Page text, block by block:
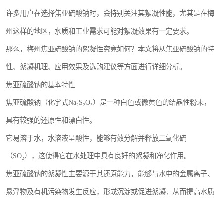
许多用户在选择焦亚硫酸钠时，会特别关注其絮凝性能，尤其是在梅
州这样的地区，水质和工业需求可能对絮凝效果有一定要求。
那么，梅州焦亚硫酸钠的絮凝性究竟如何？本文将从焦亚硫酸钠的特
性、絮凝机理、应用效果及选购建议等方面进行详细分析。
焦亚硫酸钠的基本特性
焦亚硫酸钠（化学式Na₂S₂O₅）是一种白色或微黄色的结晶性粉末，
具有较强的还原性和漂白性。
它易溶于水，水溶液呈酸性，能够有效分解并释放二氧化硫
（SO₂），这使得它在水处理中具有良好的絮凝和净化作用。
焦亚硫酸钠的絮凝性主要源于其还原能力，能够与水中的金属离子、
悬浮物及有机污染物发生反应，形成沉淀或促进絮凝，从而提高水质